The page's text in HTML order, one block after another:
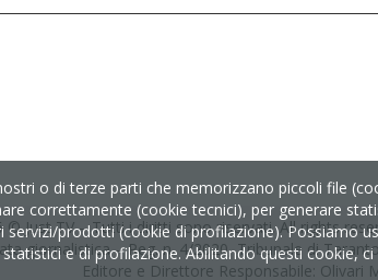
o di terze parti che memorizzano piccoli file
correttamente (cookie tecnici), per generare
prodotti (cookie di profilazione). Possiamo
e di profilazione. Abilitando questi cookie,
© Just TV – Tutti i diritti sono riservati. All rights
giornalistica – Reg. n. 4/2020, Tribunale di
Editore e Direttore Responsabile: Olivari